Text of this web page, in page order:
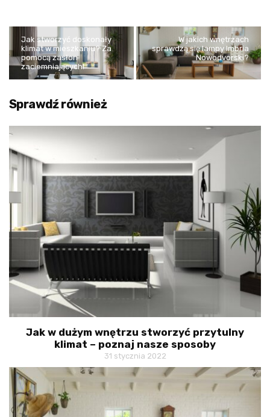
Jak stworzyć doskonały
klimat w mieszkaniu? Za
pomocą zasłon
zaciemniających!
W jakich wnętrzach
sprawdzą się lampy Imbria
Nowodvorski?
Sprawdź również
Jak w dużym wnętrzu stworzyć przytulny
klimat – poznaj nasze sposoby
31 stycznia 2022